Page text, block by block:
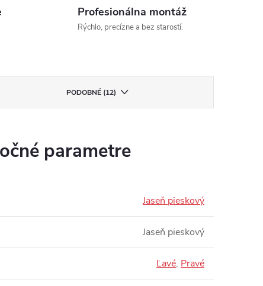
Profesionálna montáž
Rýchlo, precízne a bez starostí.
PODOBNÉ (12)
parametre
Jaseň pieskový
Jaseň pieskový
Ľavé, Pravé